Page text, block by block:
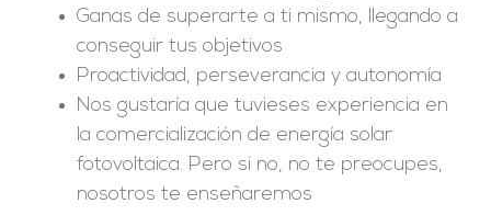
Ganas de superarte a ti mismo, llegando a
conseguir tus objetivos
Proactividad, perseverancia y autonomía
Nos gustaría que tuvieses experiencia en
la comercialización de energía solar
fotovoltaica. Pero si no, no te preocupes,
nosotros te enseñaremos